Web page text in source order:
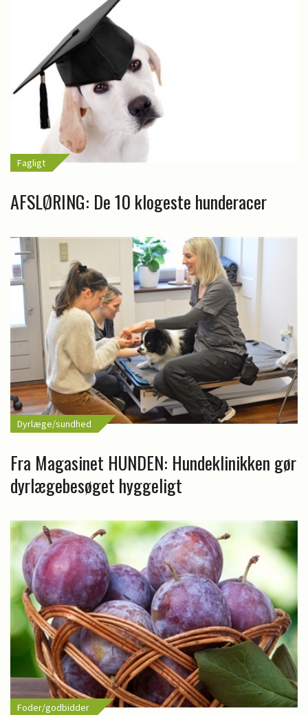
Fagligt
AFSLØRING: De 10 klogeste hunderacer
Dyrlæge/sundhed
Fra Magasinet HUNDEN: Hundeklinikken gør
dyrlægebesøget hyggeligt
Foder/godbidder